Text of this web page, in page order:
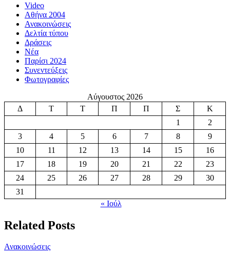
Video
Αθήνα 2004
Ανακοινώσεις
Δελτία τύπου
Δράσεις
Νέα
Παρίσι 2024
Συνεντεύξεις
Φωτογραφίες
Αύγουστος 2026
Δ
Τ Τ Π Π Σ
Κ
1
2
3
4 5 6 7 8
9
10
11 12 13 14 15
16
17
18 19 20 21 22
23
24
25 26 27 28 29
30
31
« Ιούλ
Related Posts
Ανακοινώσεις